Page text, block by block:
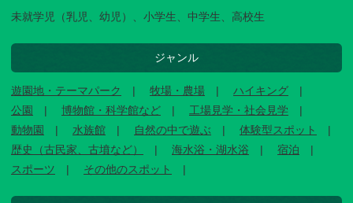
未就学児（乳児、幼児）、小学生、中学生、高校生
ジャンル
遊園地・テーマパーク 牧場・農場
ハイキング
公園
博物館・科学館など
工場見学・社会見学
動物園
水族館 自然の中で遊ぶ
体験型スポット
歴史（古民家、古墳など）
海水浴・湖水浴
宿泊
スポーツ
その他のスポット